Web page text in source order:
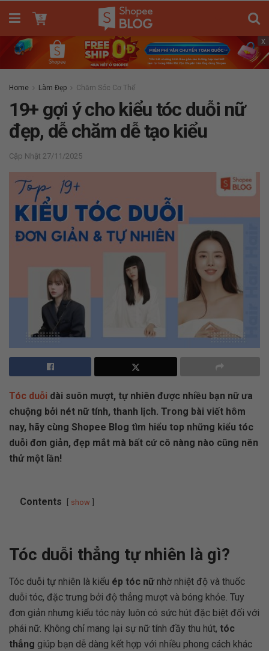
x
Home Làm Đẹp Chăm Sóc Cơ Thể
19+ gợi ý cho kiểu tóc duỗi nữ
đẹp, dễ chăm dễ tạo kiểu
27/11/2025
Tóc duỗi dài suôn mượt, tự nhiên được nhiều bạn nữ ưa
chuộng bởi nét nữ tính, thanh lịch. Trong bài viết hôm
nay, hãy cùng Shopee Blog tìm hiểu top những kiểu tóc
duỗi đơn giản, đẹp mắt mà bất cứ cô nàng nào cũng nên
thử một lần!
Contents show
Tóc duỗi thẳng tự nhiên là gì?
Tóc duỗi tự nhiên là kiểu ép tóc nữnhờ nhiệt độ và thuốc
duỗi tóc, đặc trưng bởi độ thẳng mượt và bóng khỏe. Tuy
đơn giản nhưng kiểu tóc này luôn có sức hút đặc biệt đối với
phái nữ. Không chỉ mang lại sự nữ tính đầy thu hút, tóc
thẳng giúp bạn dễ dàng kết hợp với nhiều phong cách khác